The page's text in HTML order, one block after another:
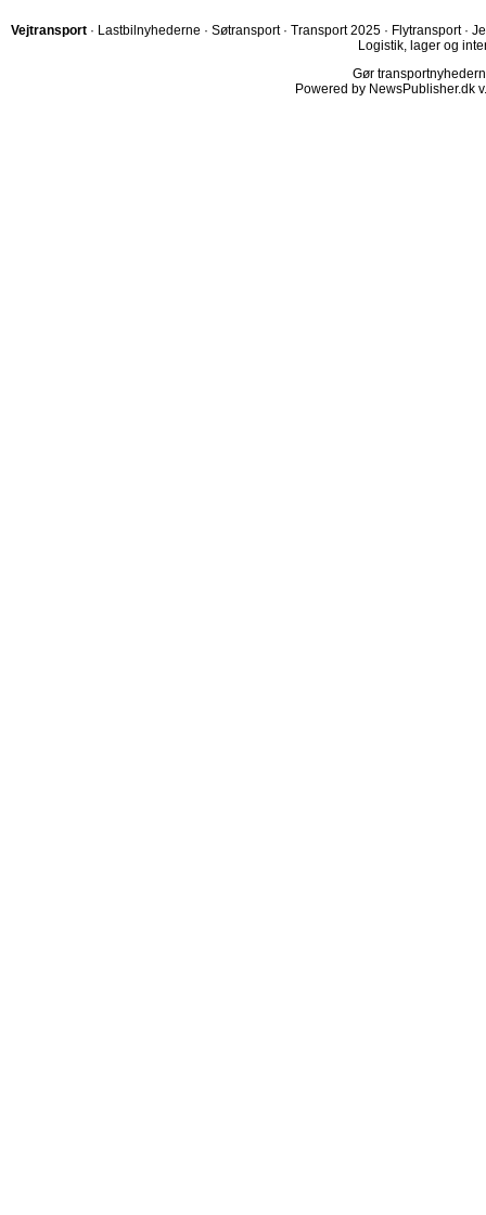
Vejtransport · Lastbilnyhederne · Søtransport · Transport 2025 · Flytransport ·
Logistik, lager og
Gør
Powered by NewsPublisher.dk